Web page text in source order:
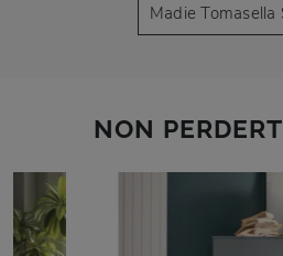
Madie Tomasella
NON